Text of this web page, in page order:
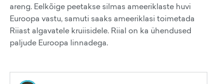
areng. Eelkõige peetakse silmas ameeriklaste huvi
Euroopa vastu, samuti saaks ameeriklasi toimetada
Riiast algavatele kruiisidele. Riial on ka ühendused
paljude Euroopa linnadega.